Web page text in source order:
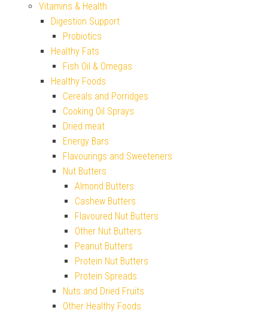
Vitamins & Health
Digestion Support
Probiotics
Healthy Fats
Fish Oil & Omegas
Healthy Foods
Cereals and Porridges
Cooking Oil Sprays
Dried meat
Energy Bars
Flavourings and Sweeteners
Nut Butters
Almond Butters
Cashew Butters
Flavoured Nut Butters
Other Nut Butters
Peanut Butters
Protein Nut Butters
Protein Spreads
Nuts and Dried Fruits
Other Healthy Foods